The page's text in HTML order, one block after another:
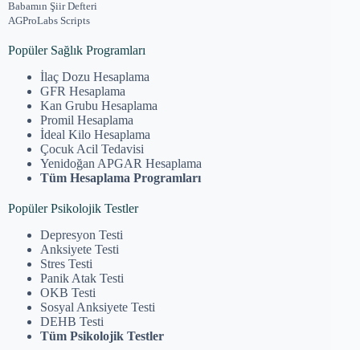
Babamın Şiir Defteri
AGProLabs Scripts
Popüler Sağlık Programları
İlaç Dozu Hesaplama
GFR Hesaplama
Kan Grubu Hesaplama
Promil Hesaplama
İdeal Kilo Hesaplama
Çocuk Acil Tedavisi
Yenidoğan APGAR Hesaplama
Tüm Hesaplama Programları
Popüler Psikolojik Testler
Depresyon Testi
Anksiyete Testi
Stres Testi
Panik Atak Testi
OKB Testi
Sosyal Anksiyete Testi
DEHB Testi
Tüm Psikolojik Testler